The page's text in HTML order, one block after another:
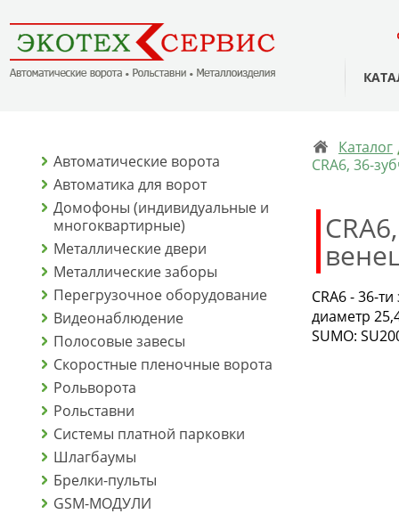
Автоматические ворота
Автоматика для ворот
Домофоны (индивидуальные и
многоквартирные)
Металлические двери
Металлические заборы
Перегрузочное оборудование
Видеонаблюдение
Полосовые завесы
Скоростные пленочные ворота
Рольворота
Рольставни
Системы платной парковки
Шлагбаумы
Брелки-пульты
GSM-МОДУЛИ
Каталог
CRA6, 36-
CRA6 - 36-
диаметр
SUMO: